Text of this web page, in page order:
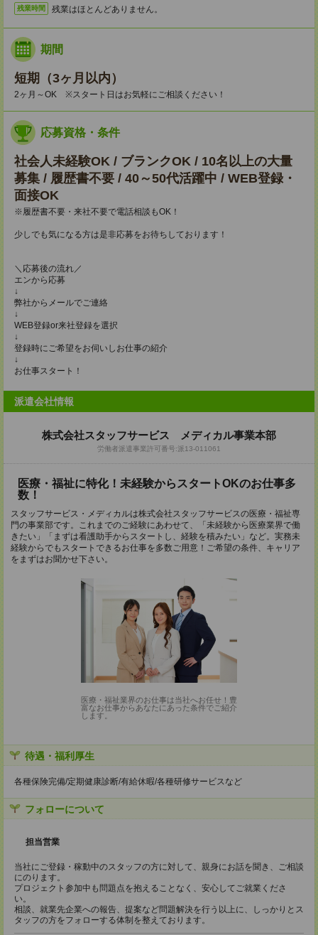
残業時間 残業はほとんどありません。
期間
短期（3ヶ月以内）
2ヶ月～OK ※スタート日はお気軽にご相談ください！
応募資格・条件
社会人未経験OK / ブランクOK / 10名以上の大量
募集 / 履歴書不要 / 40～50代活躍中 / WEB登録・
面接OK
※履歴書不要・来社不要で電話相談もOK！
少しでも気になる方は是非応募をお待ちしております！
＼応募後の流れ／
エンから応募
↓
弊社からメールでご連絡
↓
WEB登録or来社登録を選択
↓
登録時にご希望をお伺いしお仕事の紹介
↓
お仕事スタート！
派遣会社情報
株式会社スタッフサービス メディカル事業本部
労働者派遣事業許可番号:派13-011061
医療・福祉に特化！未経験からスタートOKのお仕事多
数！
スタッフサービス・メディカルは株式会社スタッフサービスの医療・福祉専
門の事業部です。これまでのご経験にあわせて、「未経験から医療業界で働
きたい」「まずは看護助手からスタートし、経験を積みたい」など。実務未
経験からでもスタートできるお仕事を多数ご用意！ご希望の条件、キャリア
をまずはお聞かせ下さい。
医療・福祉業界のお仕事は当社へお任せ！豊
富なお仕事からあなたにあった条件でご紹介
します。
待遇・福利厚生
各種保険完備/定期健康診断/有給休暇/各種研修サービスなど
フォローについて
担当営業
当社にご登録・稼動中のスタッフの方に対して、親身にお話を聞き、ご相談
にのります。
プロジェクト参加中も問題点を抱えることなく、安心してご就業くださ
い。
相談、就業先企業への報告、提案など問題解決を行う以上に、しっかりとス
タッフの方をフォローする体制を整えております。